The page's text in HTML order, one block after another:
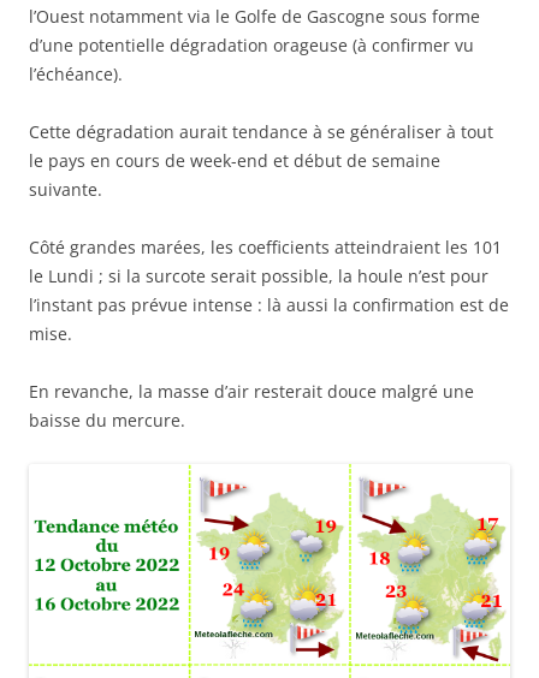
l’Ouest notamment via le Golfe de Gascogne sous forme
d’une potentielle dégradation orageuse (à confirmer vu
l’échéance).
Cette dégradation aurait tendance à se généraliser à tout
le pays en cours de week-end et début de semaine
suivante.
Côté grandes marées, les coefficients atteindraient les 101
le Lundi ; si la surcote serait possible, la houle n’est pour
l’instant pas prévue intense : là aussi la confirmation est de
mise.
En revanche, la masse d’air resterait douce malgré une
baisse du mercure.